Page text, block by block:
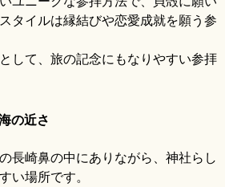
タイルは縁結びや恋愛成就を願う参
して、旅の記念にもなりやすい参拝
の近さ
長崎鼻の中にありながら、神社らし
い場所です。